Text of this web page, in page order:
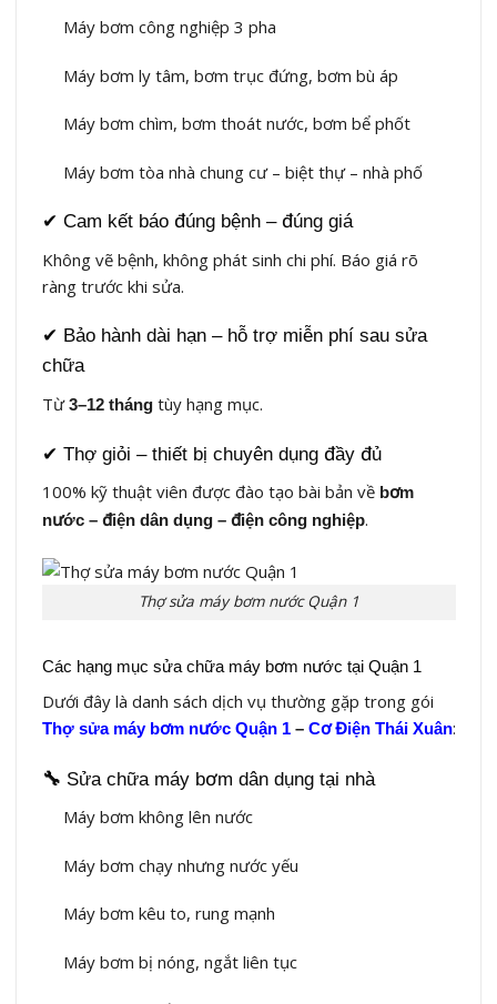
Máy bơm công nghiệp 3 pha
Máy bơm ly tâm, bơm trục đứng, bơm bù áp
Máy bơm chìm, bơm thoát nước, bơm bể phốt
Máy bơm tòa nhà chung cư – biệt thự – nhà phố
✔ Cam kết báo đúng bệnh – đúng giá
Không vẽ bệnh, không phát sinh chi phí. Báo giá rõ
ràng trước khi sửa.
✔ Bảo hành dài hạn – hỗ trợ miễn phí sau sửa
chữa
Từ3–12 thángtùy hạng mục.
✔ Thợ giỏi – thiết bị chuyên dụng đầy đủ
100% kỹ thuật viên được đào tạo bài bản về bơm
nước – điện dân dụng – điện công nghiệp.
Thợ sửa máy bơm nước Quận 1
Các hạng mục sửa chữa máy bơm nước tại Quận 1
Dưới đây là danh sách dịch vụ thường gặp trong gói
Thợ sửa máy bơm nước Quận 1– Cơ Điện Thái Xuân:
🔧 Sửa chữa máy bơm dân dụng tại nhà
Máy bơm không lên nước
Máy bơm chạy nhưng nước yếu
Máy bơm kêu to, rung mạnh
Máy bơm bị nóng, ngắt liên tục